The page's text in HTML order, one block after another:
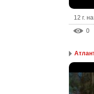
12 г.
0